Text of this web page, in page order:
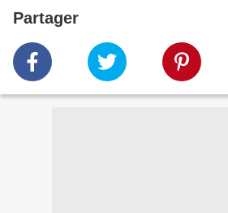
Partager